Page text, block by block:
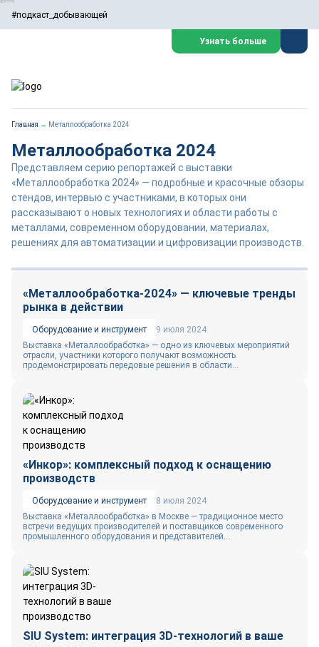
#подкаст_добывающей
Узнать больше
Главная → Металлообработка 2024
Металлообработка 2024
Представляем серию репортажей с выставки
«Металлообработка 2024» — подробные и красочные обзоры
стендов, интервью с участниками, в которых они
рассказывают о новых технологиях и области работы с
металлами, современном оборудовании, материалах,
решениях для автоматизации и цифровизации производств.
«Металлообработка-2024» — ключевые тренды
рынка в действии
Оборудование и инструмент
9 июля 2024
Выставка «Металлообработка» — одно из ключевых мероприятий
отрасли, участники которого получают возможность
продемонстрировать передовые решения в области...
«Инкор»: комплексный подход к оснащению
производств
Оборудование и инструмент
8 июля 2024
Выставка «Металлообработка» в Москве — традиционное место
встречи ведущих производителей и поставщиков современного
промышленного оборудования и представителей...
SIU System: интеграция 3D-технологий в ваше